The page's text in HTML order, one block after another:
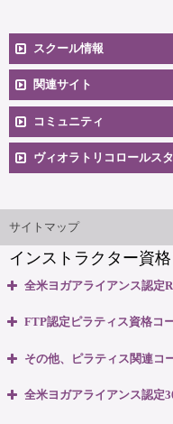
ねますので予めご了承
尚、事前にお渡しして
※短期集中コース、各
ショップにつきまして
きましては、講座開始
５０％をご返金させて
尚、開催３日前～開催
できかねますので予め
限の延長は出来ません
④受講開始後のキャン
スクール情報
安
マッ
関連サイト
コミュニティ
卒業生向け掲示板
インストラクター's
ヴィオラトリコロールス
大阪府大阪市中央区本町3丁目4番
サイトマップ
インストラクター資
全米ヨガアライアンス認定
・全米ヨガアライアンス認定
FTP認定ピラティス資格コ
・ピラティスベーシック イン
その他、ピラティス関連コ
・ピラティスパーソナル指導
全米ヨガアライアンス認定